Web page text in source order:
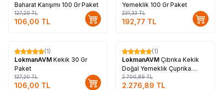
Baharat Karışımı 100 Gr Paket
127,20TL
106,00 TL
Yemeklik 100 Gr Paket
231,33TL
192,77 TL
%17
(1)
LokmanAVM Kekik 30 Gr
Paket
127,20TL
106,00 TL
%16
(1)
LokmanAVM Çıbrıka Kekik
Doğal Yemeklik Çuprika
Çipirsi 1000 Gr Paket
2.700,89TL
2.276,89 TL